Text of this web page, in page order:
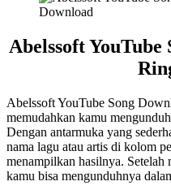
Abelssoft YouTube
Abelssoft YouTube Song
memudahkan kamu
Dengan antarmuka yang
nama lagu atau artis di kolom
menampilkan hasilnya.
kamu bisa mengunduhnya